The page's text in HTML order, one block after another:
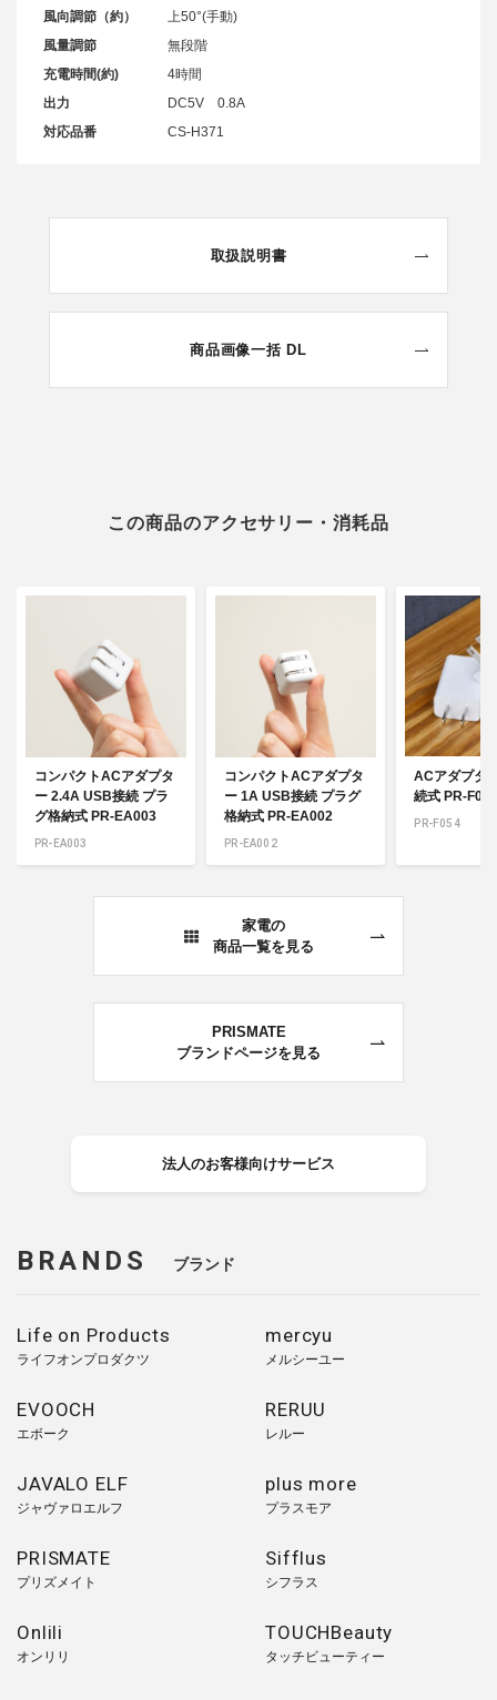
風向調節（約）
上50°(手動)
風量調節
無段階
充電時間(約)
4時間
出力
DC5V 0.8A
対応品番
CS-H371
取扱説明書
商品画像一括 DL
この商品のアクセサリー・消耗品
コンパクトACアダプタ
ー 2.4A USB接続 プラ
グ格納式 PR-EA003
PR-EA003
コンパクトACアダプタ
ー 1A USB接続 プラグ
格納式 PR-EA002
PR-EA002
ACアダプタ
続式 PR-
PR-F054
家電の
商品一覧を見る
PRISMATE
ブランドページを見る
法人のお客様向けサービス
BRANDS ブランド
Life on Products
ライフオンプロダクツ
mercyu
メルシーユー
EVOOCH
エボーク
RERUU
レルー
JAVALO ELF
ジャヴァロエルフ
plus more
プラスモア
PRISMATE
プリズメイト
Sifflus
シフラス
Onlili
オンリリ
TOUCHBeauty
タッチビューティー